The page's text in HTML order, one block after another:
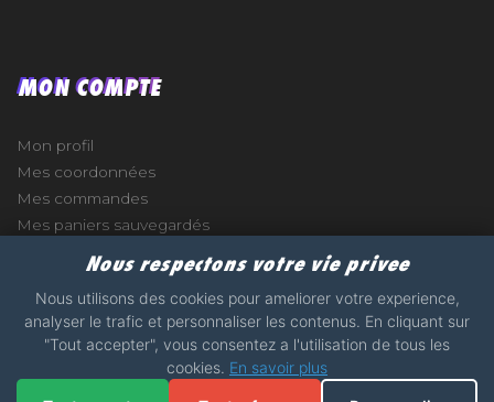
MON COMPTE
Mon profil
Mes coordonnées
Mes commandes
Mes paniers sauvegardés
2017 - 2026 - STICKERS-GARAGE.COM - MADE WITH
Nous respectons votre vie privee
Nous utilisons des cookies pour ameliorer votre experience,
analyser le trafic et personnaliser les contenus. En cliquant sur
"Tout accepter", vous consentez a l'utilisation de tous les
cookies. En savoir plus